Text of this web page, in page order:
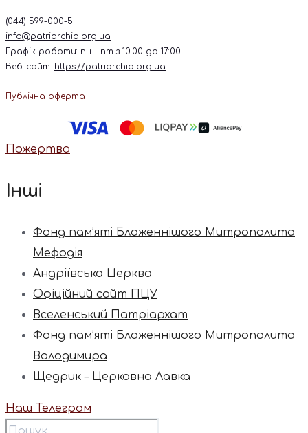
(044) 599-000-5
info@patriarchia.org.ua
Графік роботи: пн – пт з 10:00 до 17:00
Веб-сайт: https://patriarchia.org.ua
Публічна оферта
Пожертва
Інші
Фонд пам’яті Блаженнішого Митрополита
Мефодія
Андріївська Церква
Офіційний сайт ПЦУ
Вселенський Патріархат
Фонд пам’яті Блаженнішого Митрополита
Володимира
Щедрик – Церковна Лавка
Наш Телеграм